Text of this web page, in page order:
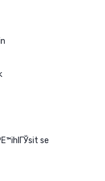
se